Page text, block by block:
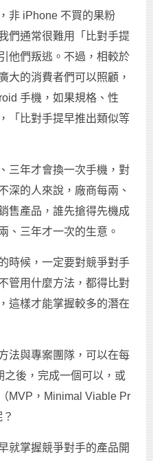
非 iPhone 不買的果粉
們通常很難用「比對手提
他們叛逃。不過，相較於
大的消費者們可以照顧，
手機，如果規格、性
「比對手提早推出類似等
三年才會換一次手機，對
深的人來說，廠商每兩、
售產品，誰先搶得先機成
、三年才一次的生意。
時候，一定要對競爭對手
管用什麼方法，都得比對
這樣才能掌握較多的潛在
法與專案團隊，可以在每
之後，完成一個可以，或
MVP，Minimal Viable Pr
就掌握競爭對手的產品開